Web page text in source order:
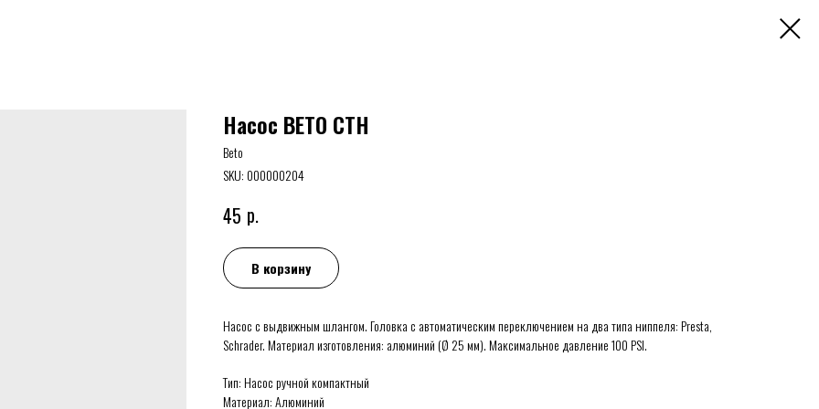
Насос BETO CTH
Beto
SKU:000000204
45 р.
В корзину
Насос с выдвижным шлангом. Головка с автоматическим переключением на два типа ниппеля: Presta,
Schrader. Материал изготовления: алюминий (Ø 25 мм). Максимальное давление 100 PSI.
Тип: Насос ручной компактный
Материал: Алюминий